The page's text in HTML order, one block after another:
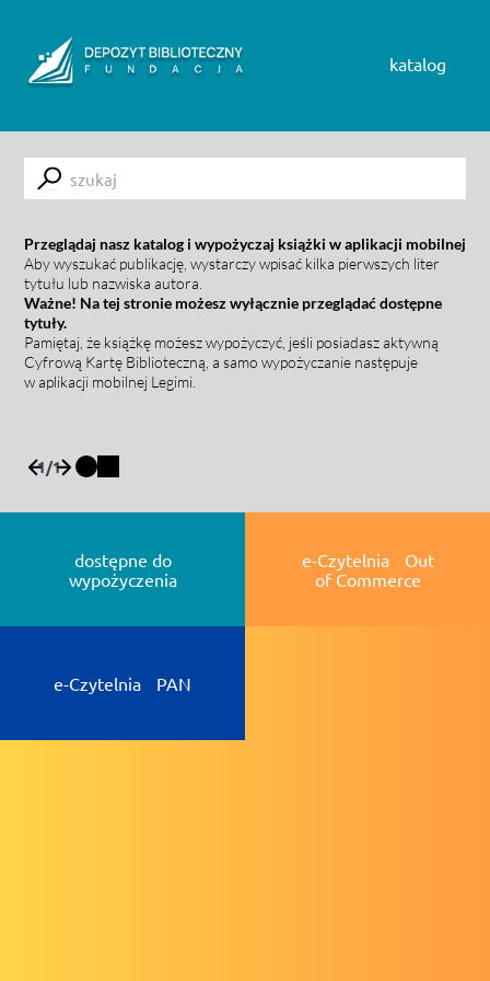
katalog
Submit
Przeglądaj nasz katalog i wypożyczaj książki w aplikacji mobilnej
Aby wyszukać publikację, wystarczy wpisać kilka pierwszych liter
tytułu lub nazwiska autora.
Ważne! Na tej stronie możesz wyłącznie przeglądać dostępne
tytuły.
Pamiętaj, że książkę możesz wypożyczyć, jeśli posiadasz aktywną
Cyfrową Kartę Biblioteczną, a samo wypożyczanie następuje
w aplikacji mobilnej Legimi.
1/1
dostępne do
wypożyczenia
e-Czytelnia Out
of Commerce
e-Czytelnia PAN